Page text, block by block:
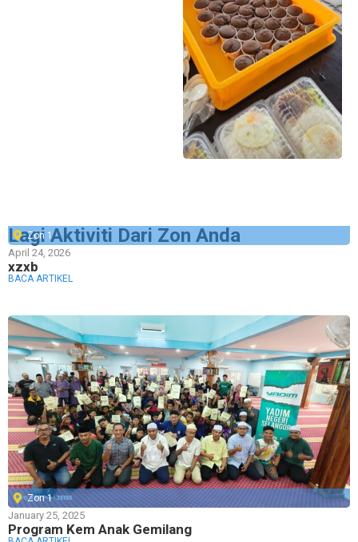
Lagi Aktiviti Dari Zon Anda
Zon 1
April 24, 2026
xzxb
BACA ARTIKEL
Zon 1
January 25, 2025
Program Kem Anak Gemilang